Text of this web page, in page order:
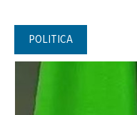
POLITICA